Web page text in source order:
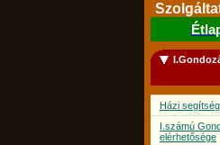
Házi
I.számú
elérhetősége